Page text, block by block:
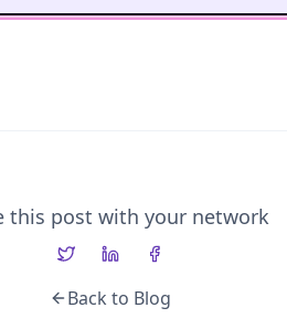
this post with your network
Back to Blog